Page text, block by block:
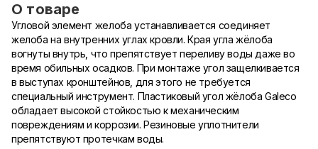
О товаре
Угловой элемент желоба устанавливается соединяет
желоба на внутренних углах кровли. Края угла жёлоба
вогнуты внутрь, что препятствует переливу воды даже во
время обильных осадков. При монтаже угол защелкивается
в выступах кронштейнов, для этого не требуется
специальный инструмент. Пластиковый угол жёлоба Galeco
обладает высокой стойкостью к механическим
повреждениям и коррозии. Резиновые уплотнители
препятствуют протечкам воды.